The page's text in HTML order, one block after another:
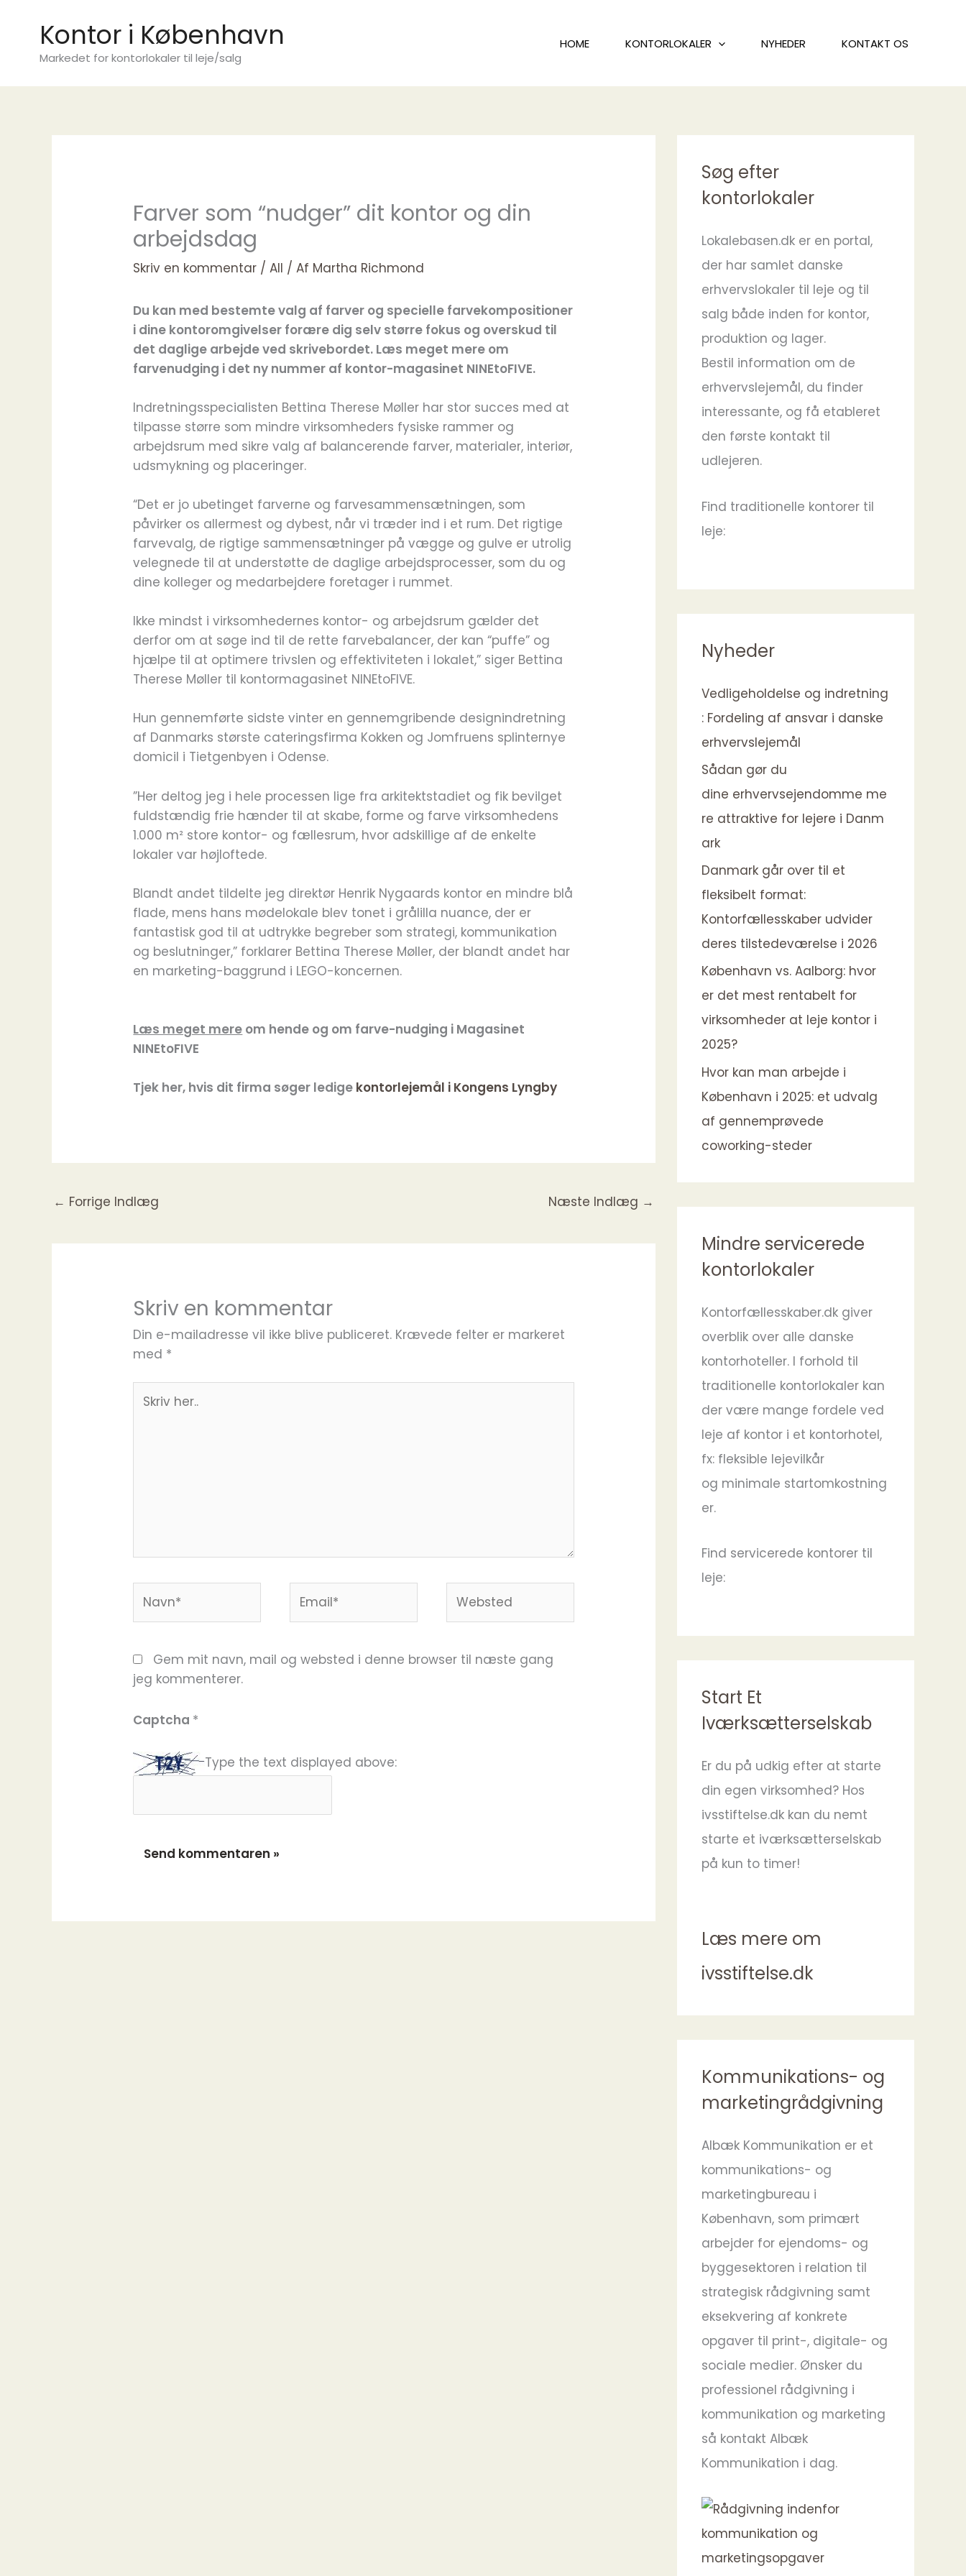
indholdetKontor i København
Markedet for kontorlokaler til leje/salg
HOME KONTORLOKALER NYHEDER KONTAKT OS
Farver som “nudger” dit kontor og din
arbejdsdag
Skriv en kommentar /All / Af Martha Richmond
Du kan med bestemte valg af farver og specielle farvekompositioner
i dine kontoromgivelser forære dig selv større fokus og overskud til
det daglige arbejde ved skrivebordet. Læs meget mere om
farvenudging i det ny nummer af kontor-magasinet NINEtoFIVE.
Indretningsspecialisten Bettina Therese Møller har stor succes med at
tilpasse større som mindre virksomheders fysiske rammer og
arbejdsrum med sikre valg af balancerende farver, materialer, interiør,
udsmykning og placeringer.
“Det er jo ubetinget farverne og farvesammensætningen, som
påvirker os allermest og dybest, når vi træder ind i et rum. Det rigtige
farvevalg, de rigtige sammensætninger på vægge og gulve er utrolig
velegnede til at understøtte de daglige arbejdsprocesser, som du og
dine kolleger og medarbejdere foretager i rummet.
Ikke mindst i virksomhedernes kontor- og arbejdsrum gælder det
derfor om at søge ind til de rette farvebalancer, der kan “puffe” og
hjælpe til at optimere trivslen og effektiviteten i lokalet,” siger Bettina
Therese Møller til kontormagasinet NINEtoFIVE.
Hun gennemførte sidste vinter en gennemgribende designindretning
af Danmarks største cateringsfirma Kokken og Jomfruens splinternye
domicil i Tietgenbyen i Odense.
”Her deltog jeg i hele processen lige fra arkitektstadiet og fik bevilget
fuldstændig frie hænder til at skabe, forme og farve virksomhedens
1.000 m² store kontor- og fællesrum, hvor adskillige af de enkelte
lokaler var højloftede.
Blandt andet tildelte jeg direktør Henrik Nygaards kontor en mindre blå
flade, mens hans mødelokale blev tonet i grålilla nuance, der er
fantastisk god til at udtrykke begreber som strategi, kommunikation
og beslutninger,” forklarer Bettina Therese Møller, der blandt andet har
en marketing-baggrund i LEGO-koncernen.
Læs meget mere om hende og om farve-nudging i Magasinet
NINEtoFIVE
Tjek her, hvis dit firma søger ledige kontorlejemål i Kongens Lyngby
← Forrige Indlæg Næste Indlæg →
Skriv en kommentar
Din e-mailadresse vil ikke blive publiceret. Krævede felter er markeret
med *
her..
Gem mit navn, mail og websted i denne browser til næste gang
jeg kommenterer.
Captcha *
Type the text displayed above:
Søg efter
kontorlokaler
Lokalebasen.dk er en portal,
der har samlet danske
erhvervslokaler til leje og til
salg både inden for kontor,
produktion og lager.
Bestil information om de
erhvervslejemål, du finder
interessante, og få etableret
den første kontakt til
udlejeren.
Find traditionelle kontorer til
leje:
Nyheder
Vedligeholdelse og indretning
: Fordeling af ansvar i danske
erhvervslejemål
Sådan gør du
dine erhvervsejendomme me
re attraktive for lejere i Danm
ark
Danmark går over til et
fleksibelt format:
Kontorfællesskaber udvider
deres tilstedeværelse i 2026
København vs. Aalborg: hvor
er det mest rentabelt for
virksomheder at leje kontor i
2025?
Hvor kan man arbejde i
København i 2025: et udvalg
af gennemprøvede
coworking-steder
Mindre servicerede
kontorlokaler
Kontorfællesskaber.dk giver
overblik over alle danske
kontorhoteller. I forhold til
traditionelle kontorlokaler kan
der være mange fordele ved
leje af kontor i et kontorhotel,
fx: fleksible lejevilkår
og minimale startomkostning
er.
Find servicerede kontorer til
leje:
Start Et
Iværksætterselskab
Er du på udkig efter at starte
din egen virksomhed? Hos
ivsstiftelse.dk kan du nemt
starte et iværksætterselskab
på kun to timer!
Læs mere om
ivsstiftelse.dk
Kommunikations- og
marketingrådgivning
Albæk Kommunikation er et
kommunikations- og
marketingbureau i
København, som primært
arbejder for ejendoms- og
byggesektoren i relation til
strategisk rådgivning samt
eksekvering af konkrete
opgaver til print-, digitale- og
sociale medier. Ønsker du
professionel rådgivning i
kommunikation og marketing
så kontakt Albæk
Kommunikation i dag.